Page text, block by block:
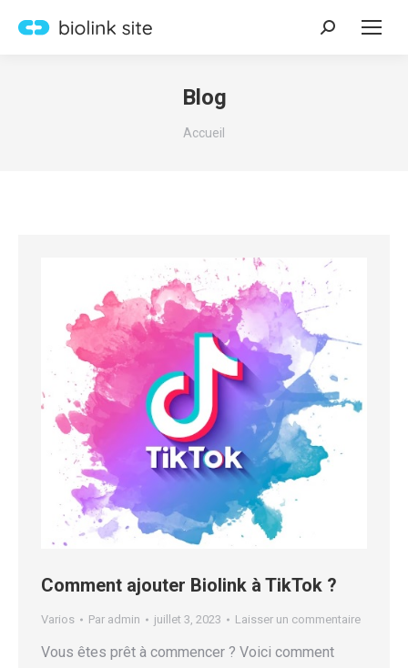
Recherche
Blog
Vous êtes ici :
Accueil
Comment ajouter Biolink à TikTok ?
Varios Par admin juillet 3, 2023 Laisser un commentaire
Vous êtes prêt à commencer ? Voici comment